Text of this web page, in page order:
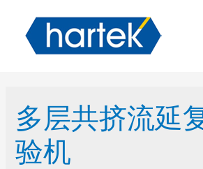
多层共挤流延
验机